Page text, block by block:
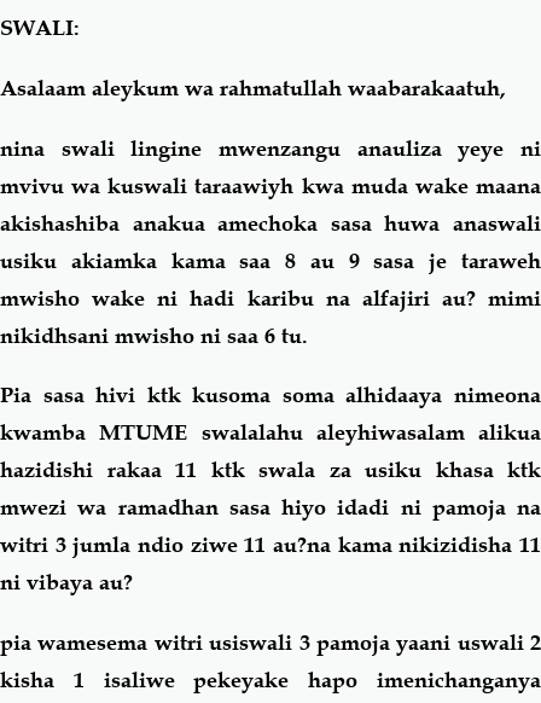
Familia-Jamii Maswali-Majibu
Chemsha Bongo Vitabu
Mapishi
SWALI:
Asalaam aleykum wa rahmatullah waabarakaatuh,
nina swali lingine mwenzangu anauliza yeye ni
mvivu wa kuswali taraawiyh kwa muda wake maana
akishashiba anakua amechoka sasa huwa anaswali
usiku akiamka kama saa 8 au 9 sasa je taraweh
mwisho wake ni hadi karibu na alfajiri au? mimi
nikidhsani mwisho ni saa 6 tu.
Pia sasa hivi ktk kusoma soma alhidaaya nimeona
kwamba MTUME swalalahu aleyhiwasalam alikua
hazidishi rakaa 11 ktk swala za usiku khasa ktk
mwezi wa ramadhan sasa hiyo idadi ni pamoja na
witri 3 jumla ndio ziwe 11 au?na kama nikizidisha 11
ni vibaya au?
pia wamesema witri usiswali 3 pamoja yaani uswali 2
kisha 1 isaliwe pekeyake hapo imenichanganya